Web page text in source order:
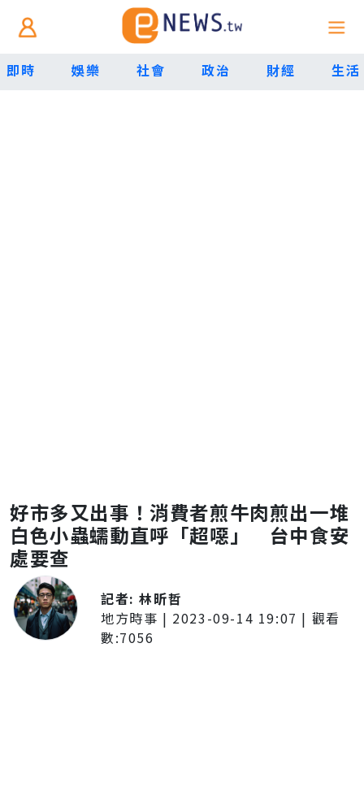
即時 娛樂 社會 政治 財經 生活
好市多又出事！消費者煎牛肉煎出一堆
白色小蟲蠕動直呼「超噁」 台中食安
處要查
記者:林昕哲
地方時事 | 2023-09-14 19:07 | 觀看
數:7056